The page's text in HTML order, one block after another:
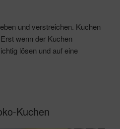
und verstreichen. Kuchen
wenn der Kuchen
lösen und auf eine
Kuchen